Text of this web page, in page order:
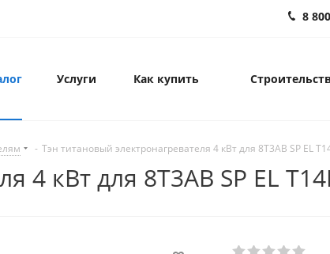
8
Услуги Как купить
- Тэн титановый электронагревателя 4 кВт для 8Т3AВ SP EL
4 кВт для 8Т3AВ SP EL